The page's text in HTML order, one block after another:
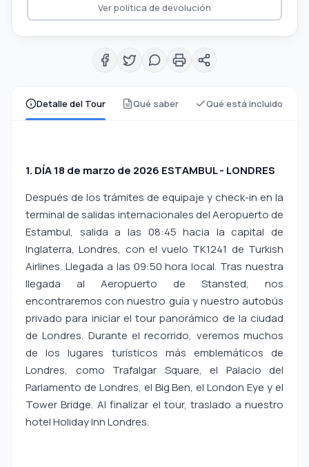
Detalle del Tour Qué saber Qué está incluido
1. DÍA 18 de marzo de 2026 ESTAMBUL - LONDRES
Después de los trámites de equipaje y check-in en la
terminal de salidas internacionales del Aeropuerto de
Estambul, salida a las 08:45 hacia la capital de
Inglaterra, Londres, con el vuelo TK1241 de Turkish
Airlines. Llegada a las 09:50 hora local. Tras nuestra
llegada al Aeropuerto de Stansted, nos
encontraremos con nuestro guía y nuestro autobús
privado para iniciar el tour panorámico de la ciudad
de Londres. Durante el recorrido, veremos muchos
de los lugares turísticos más emblemáticos de
Londres, como Trafalgar Square, el Palacio del
Parlamento de Londres, el Big Ben, el London Eye y el
Tower Bridge. Al finalizar el tour, traslado a nuestro
hotel Holiday Inn Londres.
Ver política de devolución